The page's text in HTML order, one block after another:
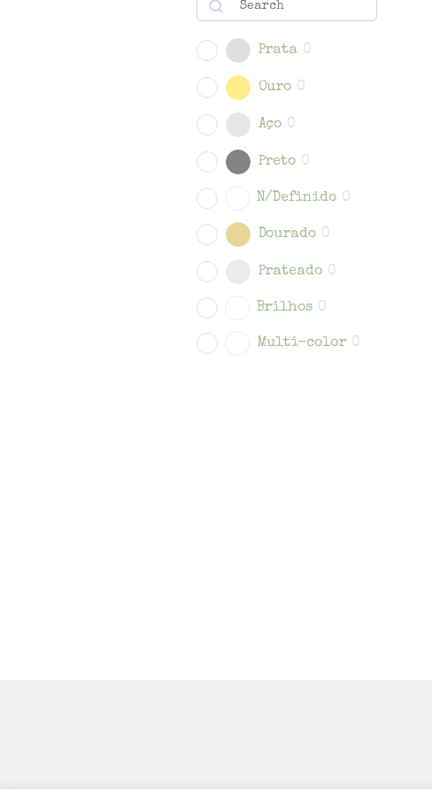
Prata 0
Ouro 0
Aço 0
Preto 0
N/Definido 0
Dourado 0
Prateado 0
Brilhos 0
Multi-color 0